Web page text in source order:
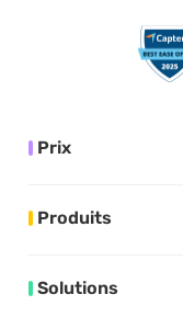
Prix
Produits
Solutions